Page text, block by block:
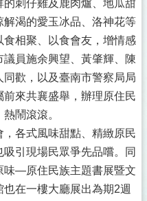
刺仔雞及鹿肉爐、地瓜甜
渴的愛玉冰品、洛神花等
相聚、以食會友，增情感
員施余興望、黃肇輝、陳
歡，以及臺南市警察局局
來共襄盛舉，辦理原住民
鬧滾滾。
各式風味甜點、精緻原民
引現場民眾爭先品嚐。同
味―原住民族主題書展暨文
在一樓大廳展出為期2週